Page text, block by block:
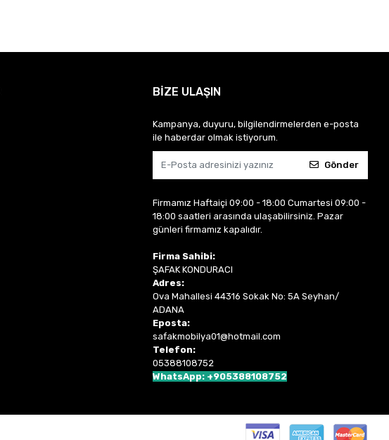
BİZE ULAŞIN
Kampanya, duyuru, bilgilendirmelerden e-posta
ile haberdar olmak istiyorum.
Gönder
Firmamız Haftaiçi 09:00 - 18:00 Cumartesi 09:00 -
18:00 saatleri arasında ulaşabilirsiniz. Pazar
günleri firmamız kapalıdır.
Firma Sahibi:
ŞAFAK KONDURACI
Adres:
Ova Mahallesi 44316 Sokak No: 5A Seyhan/
ADANA
Eposta:
safakmobilya01@hotmail.com
Telefon:
05388108752
WhatsApp: +905388108752